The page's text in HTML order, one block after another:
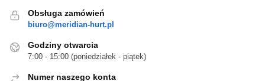
Obsługa zamówień
biuro@meridian-hurt.pl
Godziny otwarcia
7:00 - 15:00 (poniedziałek - piątek)
Numer naszego konta